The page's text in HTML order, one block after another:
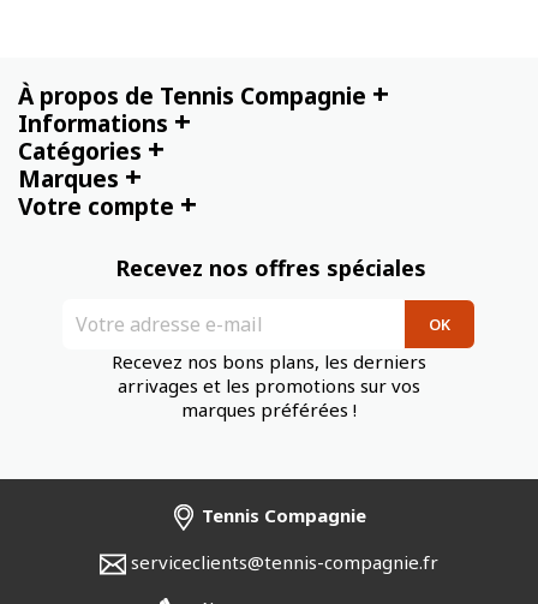
À propos de Tennis Compagnie +
Informations +
Catégories +
Marques +
Votre compte +
Recevez nos offres spéciales
Recevez nos bons plans, les derniers
arrivages et les promotions sur vos
marques préférées !
Tennis Compagnie
serviceclients@tennis-compagnie.fr